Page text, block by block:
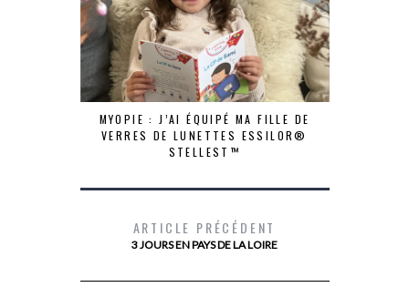
MYOPIE : J’AI ÉQUIPÉ MA FILLE DE
VERRES DE LUNETTES ESSILOR®
STELLEST™
ARTICLE PRÉCÉDENT
3 JOURS EN PAYS DE LA LOIRE